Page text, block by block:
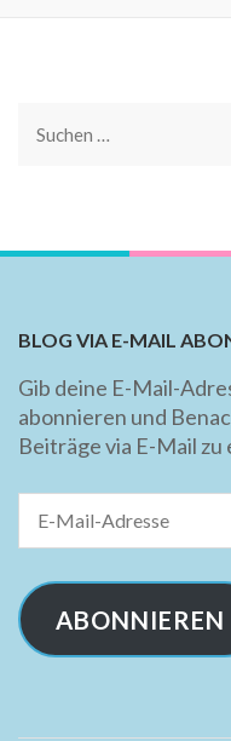
Suchen
BLOG VIA E-MAIL
Gib deine E-Mail-
abonnieren und
Beiträge via E-Mail zu
Mail-
ABONNIEREN